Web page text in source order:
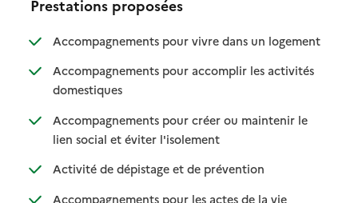
Prestations proposées
Accompagnements pour vivre dans un logement
:
: non
Accompagnements pour accomplir les activités
domestiques: disponible
: non disponible
Accompagnements pour créer ou maintenir le
lien social et éviter l'isolement: disponible
: non disponible
Activité de dépistage et de prévention: disponible
: non disponible
Accompagnements pour les actes de la vie